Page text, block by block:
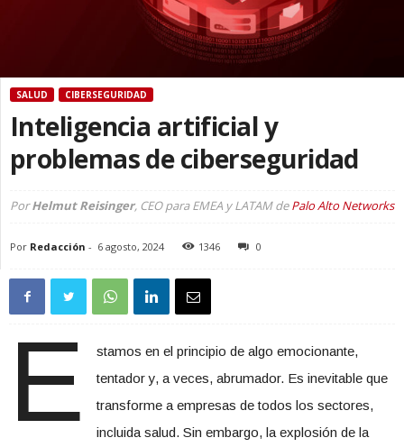
SALUD CIBERSEGURIDAD
Inteligencia artificial y
problemas de ciberseguridad
PorHelmut Reisinger, CEO para EMEA y LATAM dePalo Alto Networks
Por Redacción - 6 agosto, 2024 1346 0
E
stamos en el principio de algo emocionante,
tentador y, a veces, abrumador. Es inevitable que
transforme a empresas de todos los sectores,
incluida salud. Sin embargo, la explosión de la